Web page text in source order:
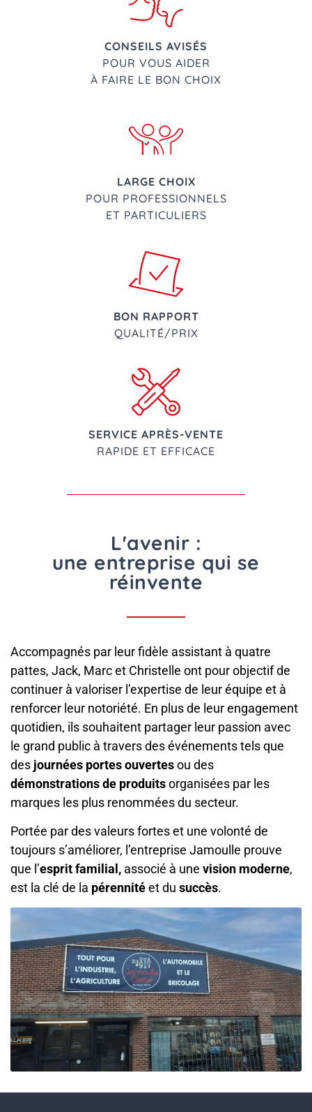
CONSEILS AVISÉS
POUR VOUS AIDER
À FAIRE LE BON CHOIX
LARGE CHOIX
POUR PROFESSIONNELS
ET PARTICULIERS
BON RAPPORT
QUALITÉ/PRIX
SERVICE APRÈS-VENTE
RAPIDE ET EFFICACE
L'avenir :
une entreprise qui se
réinvente
Accompagnés par leur fidèle assistant à quatre
pattes, Jack, Marc et Christelle ont pour objectif de
continuer à valoriser l’expertise de leur équipe et à
renforcer leur notoriété. En plus de leur engagement
quotidien, ils souhaitent partager leur passion avec
le grand public à travers des événements tels que
des journées portes ouvertesou des
démonstrations de produitsorganisées par les
marques les plus renommées du secteur.
Portée par des valeurs fortes et une volonté de
toujours s’améliorer, l’entreprise Jamoulle prouve
que l’esprit familial, associé à une vision moderne,
est la clé de la pérennitéet du succès.